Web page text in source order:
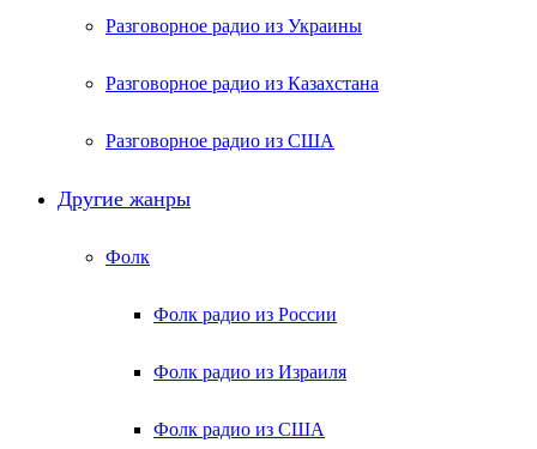
Разговорное радио из Украины
Разговорное радио из Казахстана
Разговорное радио из США
Другие жанры
Фолк
Фолк радио из России
Фолк радио из Израиля
Фолк радио из США